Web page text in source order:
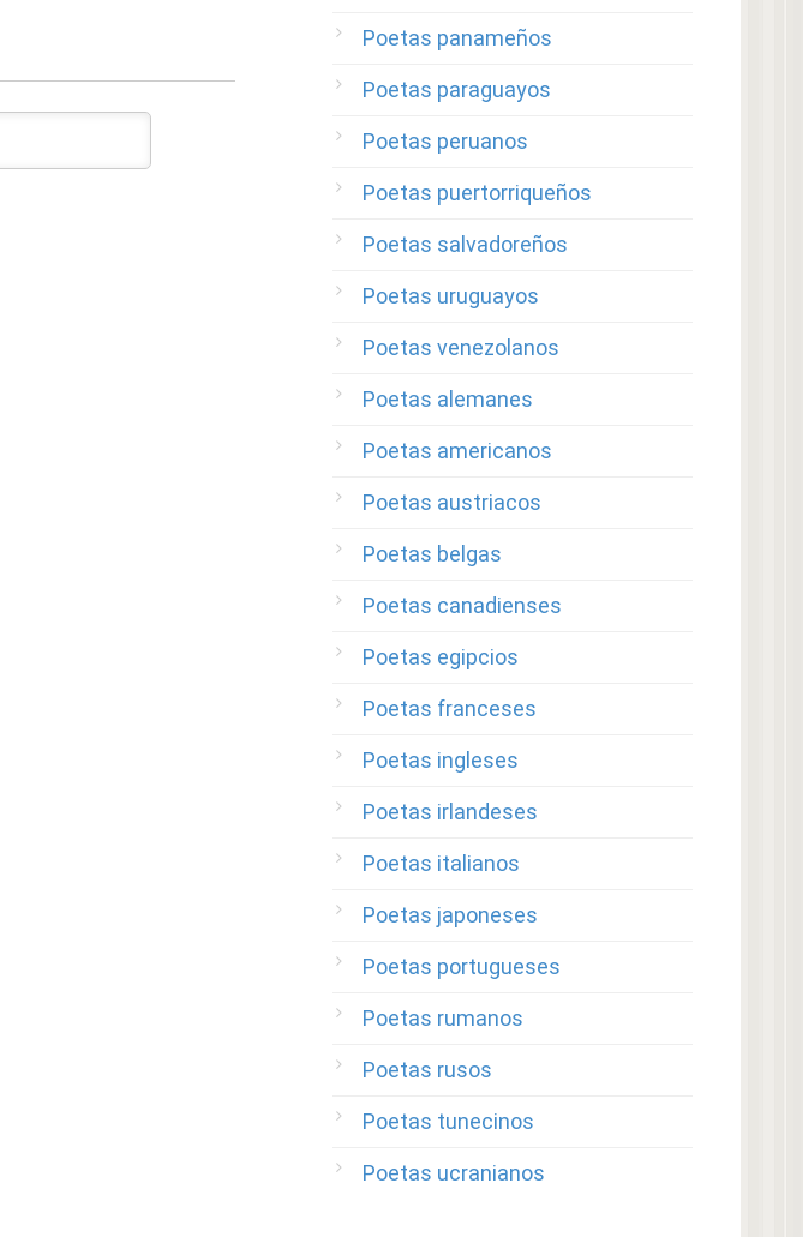
Poetas panameños
Poetas paraguayos
Poetas peruanos
Poetas puertorriqueños
Poetas salvadoreños
Poetas uruguayos
Poetas venezolanos
Poetas alemanes
Poetas americanos
Poetas austriacos
Poetas belgas
Poetas canadienses
Poetas egipcios
Poetas franceses
Poetas ingleses
Poetas irlandeses
Poetas italianos
Poetas japoneses
Poetas portugueses
Poetas rumanos
Poetas rusos
Poetas tunecinos
Poetas ucranianos